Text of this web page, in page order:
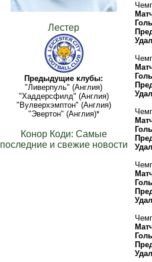
Лестер
Предыдущие клубы:
"Ливерпуль" (Англия)
"Хаддерсфилд" (Англия)
"Вулверхэмптон" (Англия)
"Эвертон" (Англия)*
Конор Коди: Самые
последние и свежие новости